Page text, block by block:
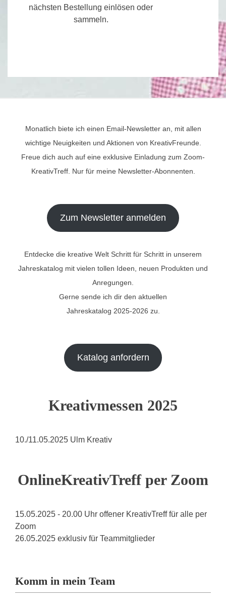
nächsten Bestellung einlösen oder
sammeln.
Monatlich biete ich einen Email-Newsletter an, mit allen
wichtige Neuigkeiten und Aktionen von KreativFreunde.
Freue dich auch auf eine exklusive Einladung zum Zoom-
KreativTreff. Nur für meine Newsletter-Abonnenten.
Zum Newsletter anmelden
Entdecke die kreative Welt Schritt für Schritt in unserem
Jahreskatalog mit vielen tollen Ideen, neuen Produkten und
Anregungen.
Gerne sende ich dir den aktuellen
Jahreskatalog 2025-2026 zu.
Katalog anfordern
Kreativmessen 2025
10./11.05.2025 Ulm Kreativ
OnlineKreativTreff per Zoom
15.05.2025 - 20.00 Uhr offener KreativTreff für alle per
Zoom
26.05.2025 exklusiv für Teammitglieder
Komm in mein Team